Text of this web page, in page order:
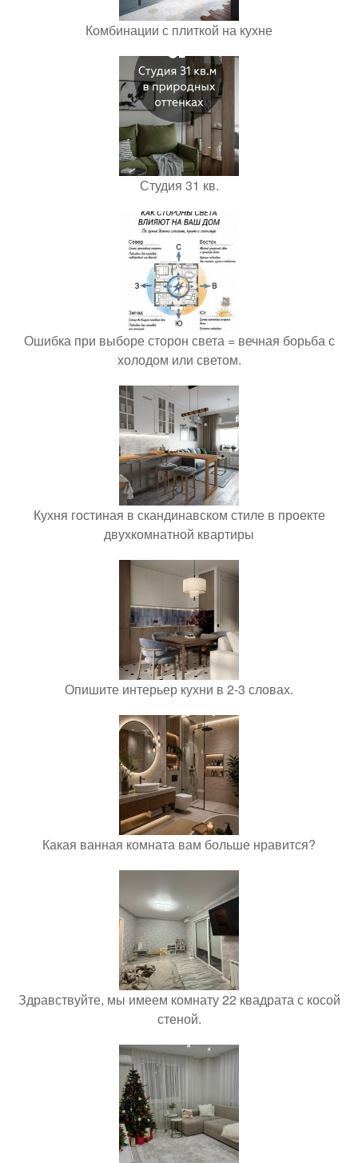
Комбинации с плиткой на кухне
Студия 31 кв.
Ошибка при выборе сторон света = вечная борьба с
холодом или светом.
Кухня гостиная в скандинавском стиле в проекте
двухкомнатной квартиры
Опишите интерьер кухни в 2-3 словах.
Какая ванная комната вам больше нравится?
Здравствуйте, мы имеем комнату 22 квадрата с косой
стеной.